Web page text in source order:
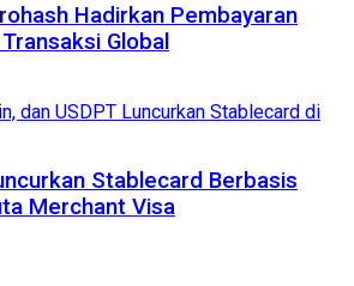
Hadirkan Pembayaran
Global
Stablecard Berbasis
Merchant Visa